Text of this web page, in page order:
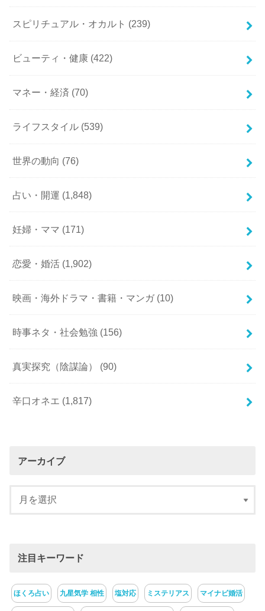
スピリチュアル・オカルト (239)
ビューティ・健康 (422)
マネー・経済 (70)
ライフスタイル (539)
世界の動向 (76)
占い・開運 (1,848)
妊婦・ママ (171)
恋愛・婚活 (1,902)
映画・海外ドラマ・書籍・マンガ (10)
時事ネタ・社会勉強 (156)
真実探究（陰謀論） (90)
辛口オネエ (1,817)
アーカイブ
注目キーワード
ほくろ占い 九星気学 相性 塩対応 ミステリアス マイナビ婚活